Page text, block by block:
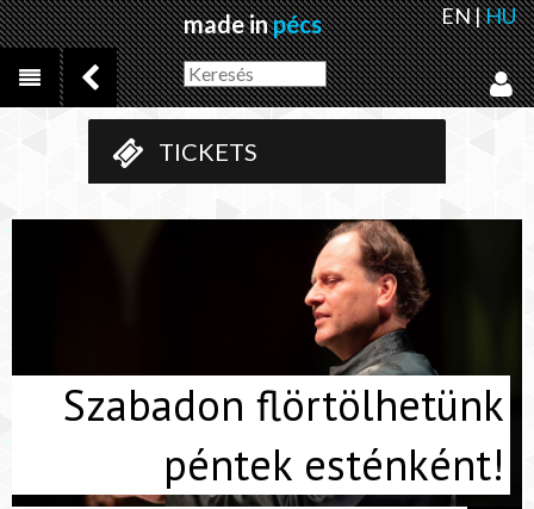
made inpécs EN|HU
TICKETS
Szabadon flörtölhetünk
péntek esténként!